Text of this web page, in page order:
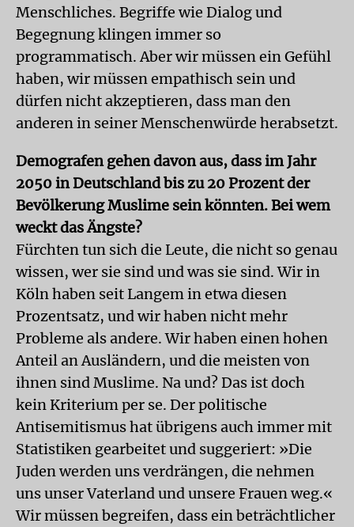
Menschliches. Begriffe wie Dialog und
Begegnung klingen immer so
programmatisch. Aber wir müssen ein Gefühl
haben, wir müssen empathisch sein und
dürfen nicht akzeptieren, dass man den
anderen in seiner Menschenwürde herabsetzt.
Demografen gehen davon aus, dass im Jahr
2050 in Deutschland bis zu 20 Prozent der
Bevölkerung Muslime sein könnten. Bei wem
weckt das Ängste?
Fürchten tun sich die Leute, die nicht so genau
wissen, wer sie sind und was sie sind. Wir in
Köln haben seit Langem in etwa diesen
Prozentsatz, und wir haben nicht mehr
Probleme als andere. Wir haben einen hohen
Anteil an Ausländern, und die meisten von
ihnen sind Muslime. Na und? Das ist doch
kein Kriterium per se. Der politische
Antisemitismus hat übrigens auch immer mit
Statistiken gearbeitet und suggeriert: »Die
Juden werden uns verdrängen, die nehmen
uns unser Vaterland und unsere Frauen weg.«
Wir müssen begreifen, dass ein beträchtlicher